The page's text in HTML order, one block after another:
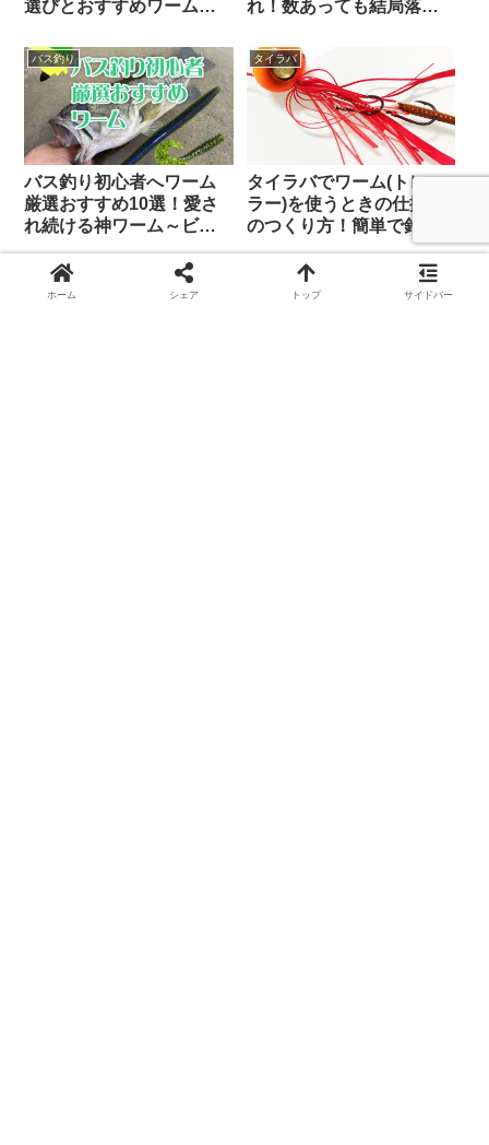
選びとおすすめワームや
れ！数あっても結局落ち
バス釣り
バス釣り初心者へワーム
厳選おすすめ10選！愛さ
れ続ける神ワーム～ビギ
ナーが楽々釣れる使い方
タイラバ
タイラバでワーム(トレー
ラー)を使うときの仕掛け
のつくり方！簡単で釣果
アップ応用仕掛け
ホーム シェア トップ サイドバー